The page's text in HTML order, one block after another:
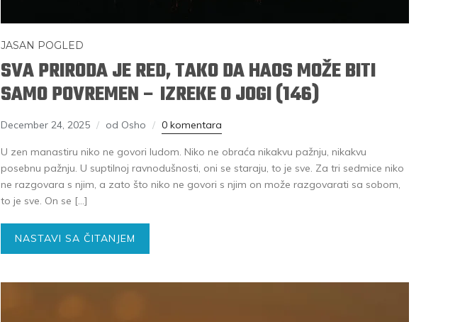
JASAN POGLED
SVA PRIRODA JE RED, TAKO DA HAOS MOŽE BITI
SAMO POVREMEN – IZREKE O JOGI (146)
December 24, 2025 od Osho 0 komentara
U zen manastiru niko ne govori ludom. Niko ne obraća nikakvu pažnju, nikakvu
posebnu pažnju. U suptilnoj ravnodušnosti, oni se staraju, to je sve. Za tri sedmice niko
ne razgovara s njim, a zato što niko ne govori s njim on može razgovarati sa sobom,
to je sve. On se […]
NASTAVI SA ČITANJEM